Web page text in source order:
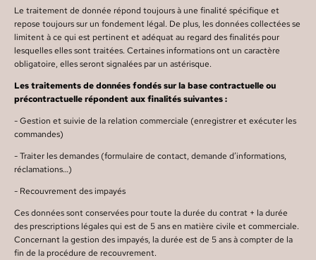
Le traitement de donnée répond toujours à une finalité spécifique et
repose toujours sur un fondement légal. De plus, les données collectées se
limitent à ce qui est pertinent et adéquat au regard des finalités pour
lesquelles elles sont traitées. Certaines informations ont un caractère
obligatoire, elles seront signalées par un astérisque.
Les traitements de données fondés sur la base contractuelle ou
précontractuelle répondent aux finalités suivantes :
- Gestion et suivie de la relation commerciale (enregistrer et exécuter les
commandes)
- Traiter les demandes (formulaire de contact, demande d’informations,
réclamations…)
- Recouvrement des impayés
Ces données sont conservées pour toute la durée du contrat + la durée
des prescriptions légales qui est de 5 ans en matière civile et commerciale.
Concernant la gestion des impayés, la durée est de 5 ans à compter de la
fin de la procédure de recouvrement.